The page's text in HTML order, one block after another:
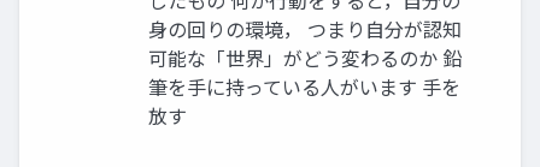
身の回りの環境， つまり自分が認知
可能な「世界」がどう変わるのか 鉛
筆を手に持っている人がいます 手を
放す